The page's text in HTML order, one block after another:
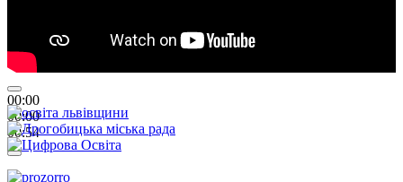
00:00
00:00
00:54